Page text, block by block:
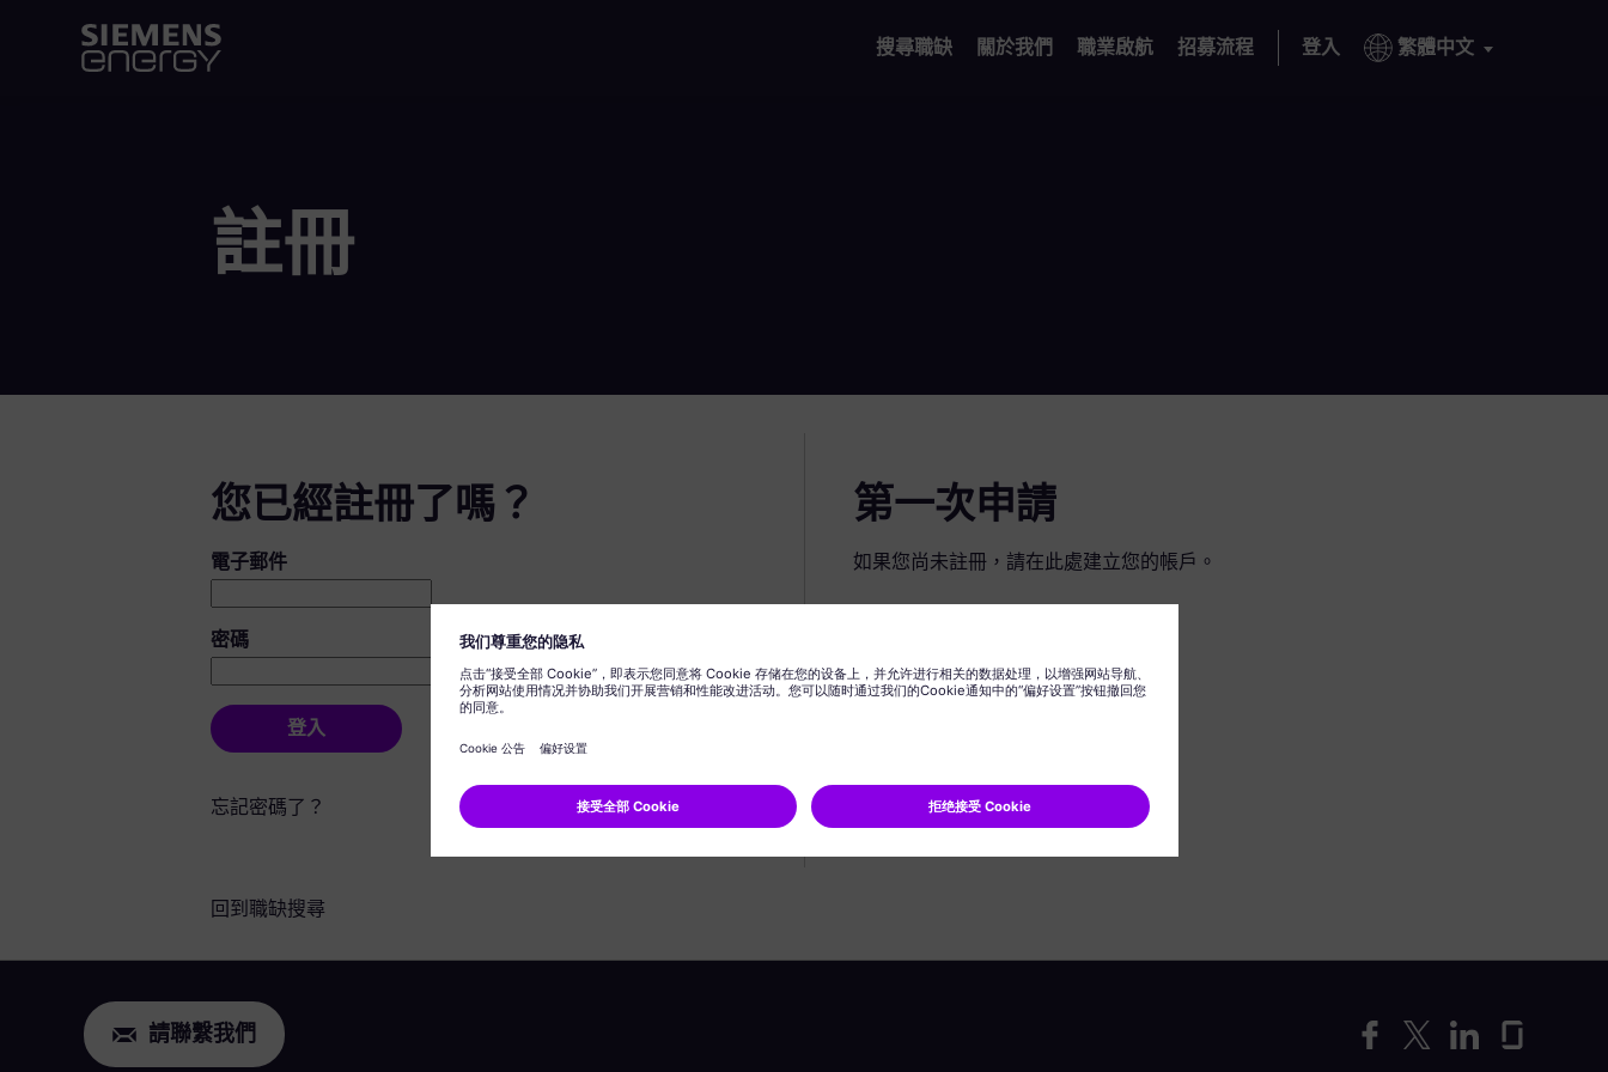
搜尋職缺 關於我們 職業啟航 招募流程 登入 繁體中文
註冊
您已經註冊了嗎？
登入：使用者和密碼
電子郵件
密碼
登入
忘記密碼了？
第一次申請
如果您尚未註冊，請在此處建立您的帳戶。
回到職缺搜尋
請聯繫我們